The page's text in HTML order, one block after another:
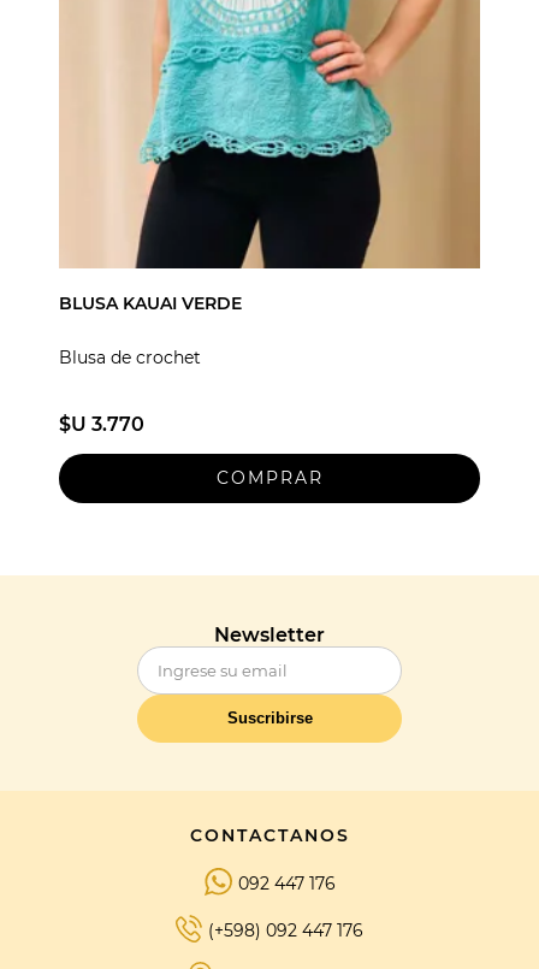
BLUSA KAUAI VERDE
Blusa de crochet
$U 3.770
Newsletter
Suscribirse
CONTACTANOS
092 447 176
(+598) 092 447 176